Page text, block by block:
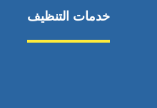
خدمات التنظيف